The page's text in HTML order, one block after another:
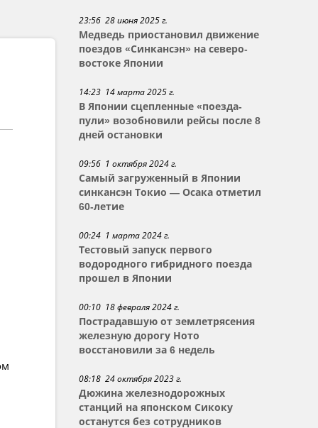
23:56 28 июня 2025 г.
Медведь приостановил движение
поездов «Синкансэн» на северо-
востоке Японии
14:23 14 марта 2025 г.
В Японии сцепленные «поезда-
пули» возобновили рейсы после 8
дней остановки
09:56 1 октября 2024 г.
Самый загруженный в Японии
синкансэн Токио — Осака отметил
60-летие
00:24 1 марта 2024 г.
Тестовый запуск первого
водородного гибридного поезда
прошел в Японии
00:10 18 февраля 2024 г.
Пострадавшую от землетрясения
железную дорогу Ното
восстановили за 6 недель
08:18 24 октября 2023 г.
Дюжина железнодорожных
станций на японском Сикоку
останутся без сотрудников